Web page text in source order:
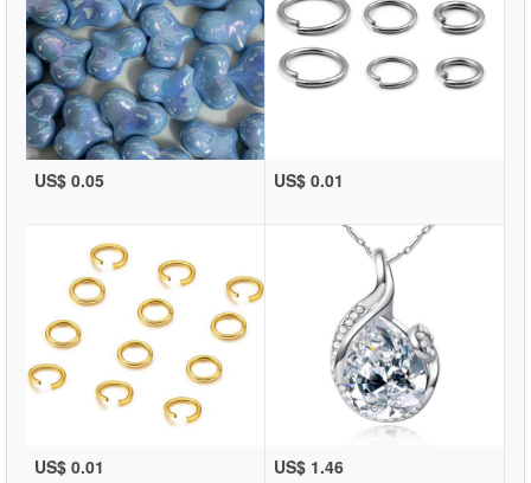
US$ 0.05 US$ 0.01
US$ 0.01 US$ 1.46